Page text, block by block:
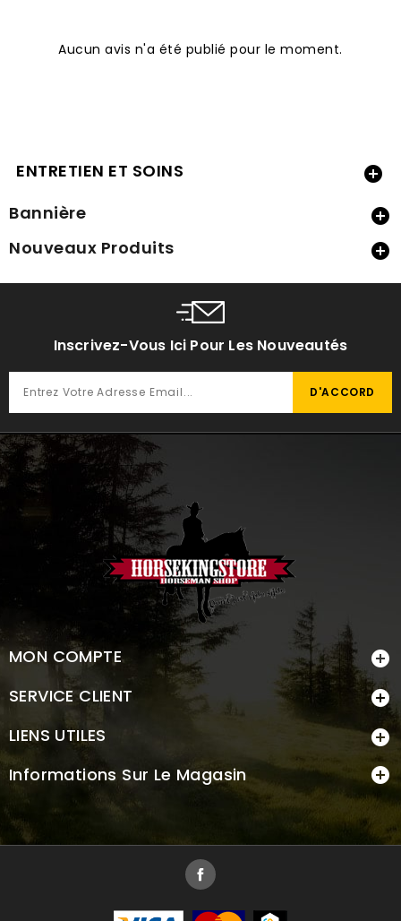
Aucun avis n'a été publié pour le moment.
ENTRETIEN ET SOINS 
Bannière 
Nouveaux Produits 
Inscrivez-Vous Ici Pour Les Nouveautés
MON COMPTE 
SERVICE CLIENT 
LIENS UTILES 
Informations Sur Le Magasin 